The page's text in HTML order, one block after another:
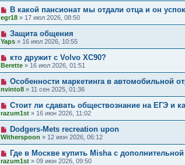
В какой пансионат мы отдали отца и он
egr18 » 17 июл 2026, 08:50
Защита общения
Yaps » 16 июл 2026, 10:55
кто дружит с Volvo XC90?
Berette » 16 июл 2026, 01:51
Особенности маркетинга в автомобильной
nvinto8 » 11 сен 2025, 01:36
Стоит ли сдавать обществознание на ЕГЭ и
razum1st » 16 июн 2026, 11:02
Dodgers-Mets recreation upon
Witherspoon » 12 июн 2026, 06:12
Где в Москве купить Misha с
razum1st » 09 июн 2026, 09:50